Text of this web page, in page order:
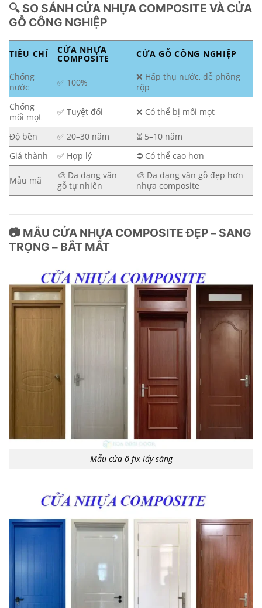
🔍 SO SÁNH CỬA NHỰA COMPOSITE VÀ CỬA
GỖ CÔNG NGHIỆP
TIÊU CHÍ CỬA NHỰA
COMPOSITE CỬA GỖ CÔNG NGHIỆP
Chống
nước
✅ 100%
❌ Hấp thụ nước, dễ phồng
rộp
Chống
mối mọt
✅ Tuyệt đối ❌ Có thể bị mối mọt
Độ bền ✅ 20–30 năm
⏳ 5–10 năm
Giá thành
✅ Hợp lý ⛔ Có thể cao hơn
Mẫu mã
🎨 Đa dạng vân
gỗ tự nhiên
🎨 Đa dạng vân gỗ đẹp hơn
nhựa composite
📷 MẪU CỬA NHỰA COMPOSITE ĐẸP – SANG
TRỌNG – BẮT MẮT
Mẫu cửa ô fix lấy sáng